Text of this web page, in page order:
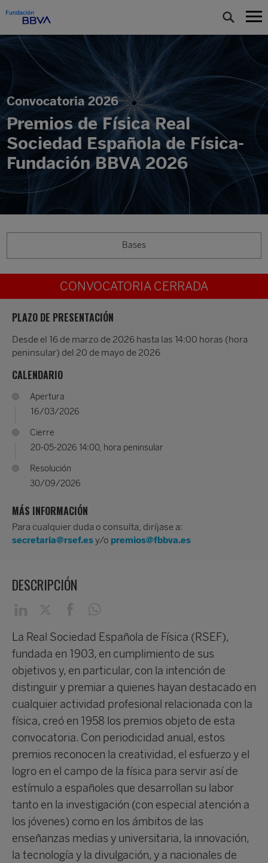
Convocatoria 2026
Premios de Física Real
Sociedad Española de Física-
Fundación BBVA 2026
Bases
CONVOCATORIA CERRADA
PLAZO DE PRESENTACIÓN
Desde el 16 de marzo de 2026 hasta las 14:00 horas (hora
peninsular) del 20 de mayo de 2026
CALENDARIO
Apertura
16/03/2026
Cierre
20-05-2026 14:00, hora peninsular
Resolución
30/09/2026
MÁS INFORMACIÓN
Para cualquier duda o consulta, diríjase a:
secretaria@rsef.esy/o premios@fbbva.es
DESCRIPCIÓN
La Real Sociedad Española de Física (RSEF),
fundada en 1903, en cumplimiento de sus
objetivos y, en particular, con la intención de
distinguir y premiar a quienes hayan destacado en
cualquier actividad profesional relacionada con la
física, creó en 1958 los premios objeto de esta
convocatoria. Con periodicidad anual, estos
premios reconocen la creatividad, el esfuerzo y el
logro en el campo de la física para servir así de
estímulo a españoles que desarrollan su labor
tanto en la investigación (con especial atención a
los jóvenes) como en los ámbitos de las
enseñanzas medias y universitaria, la innovación,
la tecnología y la divulgación, y a nacionales de